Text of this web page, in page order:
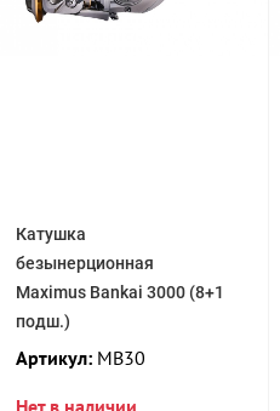
Катушка
безынерционная
Maximus Bankai 3000 (8+1
подш.)
Артикул: MB30